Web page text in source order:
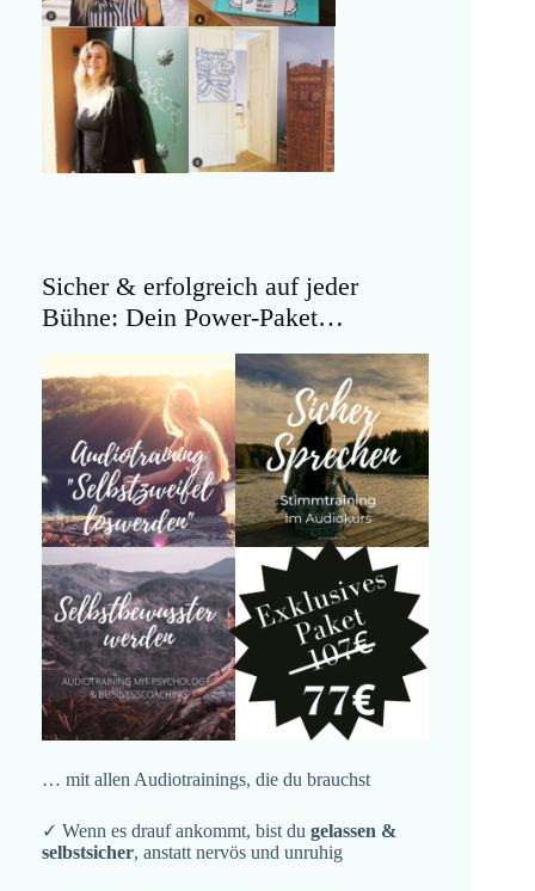
Sicher & erfolgreich auf jeder
Bühne: Dein Power-Paket…
… mit allen Audiotrainings, die du brauchst
✓ Wenn es drauf ankommt, bist du gelassen &
selbstsicher, anstatt nervös und unruhig